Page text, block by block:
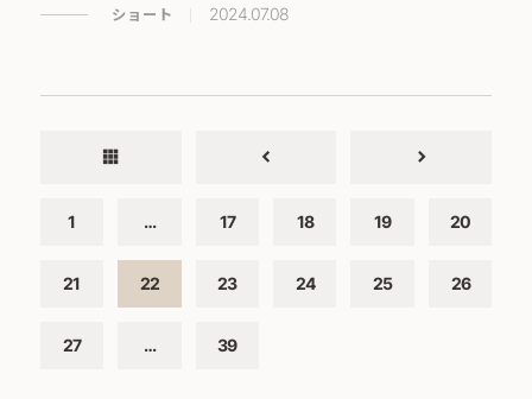
ショート 2024.07.08
apps chevron_left chevron_right
1 … 17 18 19 20
21 22 23 24 25 26
27 … 39